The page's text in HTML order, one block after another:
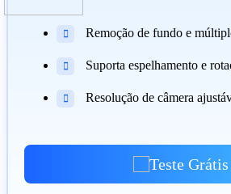
 Remoção de fundo e
 Suporta espelhamento e
 Resolução de câmera
Teste Grátis